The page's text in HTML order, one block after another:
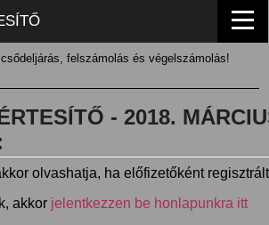
felszámolás és végelszámolás!
- 2018.
olvashatja, ha előfizetőként
akkor jelentkezzen be honlapunkra itt